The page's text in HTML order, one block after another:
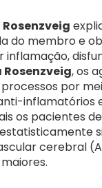
do membro e
Rosenzveig, os
por
inflamatórios
os pacientes
cerebral